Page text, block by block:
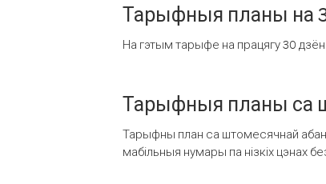
Тарыфныя планы на
На гэтым тарыфе на працягу 30 дзён
Тарыфныя планы са
Тарыфны план са штомесячнай
мабільныя нумары па нізкіх цэнах